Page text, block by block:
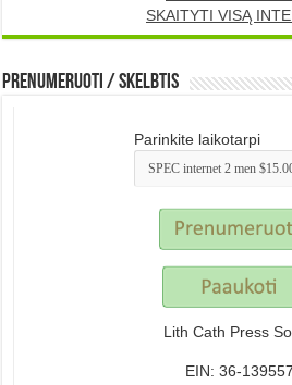
SKAITYTI VISĄ
Prenumeruoti / Skelbtis
Parinkite laikotarpi
Lith Cath Press
EIN: 36-